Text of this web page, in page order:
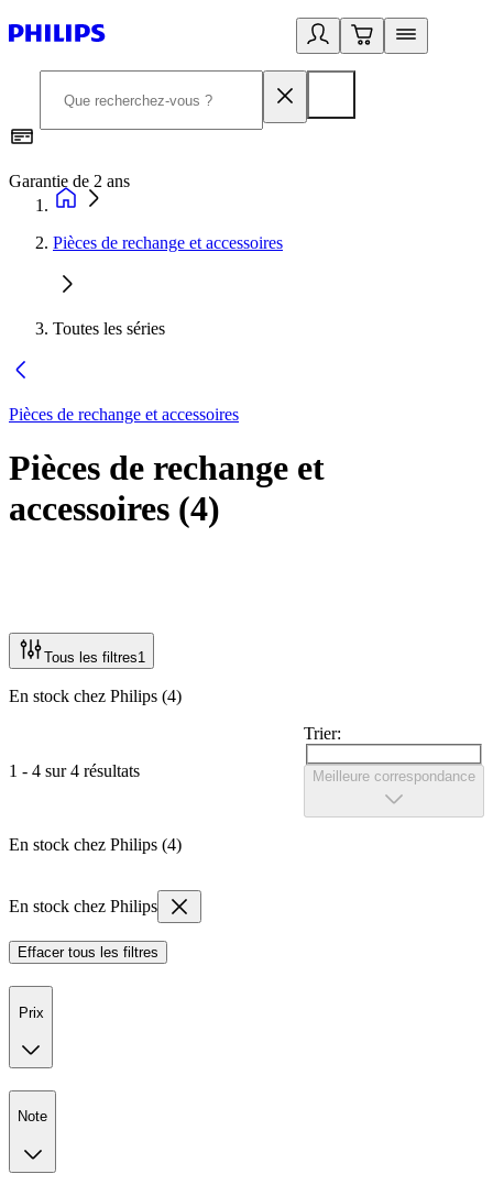
Garantie de 2 ans
Pièces de rechange et accessoires
Toutes les séries
Pièces de rechange et accessoires
Pièces de rechange et
accessoires (4)
Tous les filtres1
En stock chez Philips (4)
1 - 4 sur 4 résultats
Trier:
Meilleure correspondance
En stock chez Philips (4)
En stock chez Philips
Effacer tous les filtres
Prix
Note